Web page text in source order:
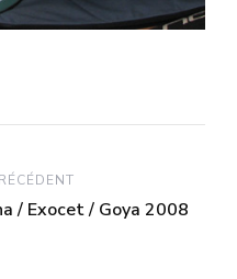
/ Exocet / Goya 2008